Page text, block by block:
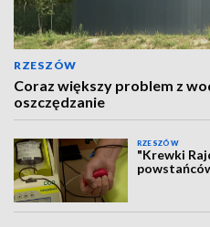
RZESZÓW
Coraz większy problem z
oszczędzanie
RZESZÓW
"Krewki